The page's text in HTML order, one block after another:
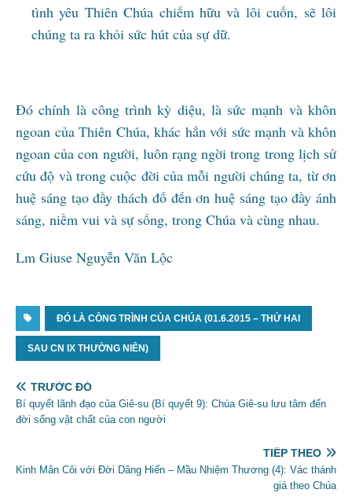
tình yêu Thiên Chúa chiếm hữu và lôi cuốn, sẽ lôi
chúng ta ra khỏi sức hút của sự dữ.
Đó chính là công trình kỳ diệu, là sức mạnh và khôn
ngoan của Thiên Chúa, khác hẳn với sức mạnh và khôn
ngoan của con người, luôn rạng ngời trong trong lịch sử
cứu độ và trong cuộc đời của mỗi người chúng ta, từ ơn
huệ sáng tạo đầy thách đố đến ơn huệ sáng tạo đầy ánh
sáng, niềm vui và sự sống, trong Chúa và cùng nhau.
Lm Giuse Nguyễn Văn Lộc
ĐÓ LÀ CÔNG TRÌNH CỦA CHÚA (01.6.2015 – THỨ HAI
SAU CN IX THƯỜNG NIÊN)
TRƯỚC ĐÓ
Bí quyết lãnh đạo của Giê-su (Bí quyết 9): Chúa Giê-su lưu tâm đến
đời sống vật chất của con người
TIẾP THEO
Kinh Mân Côi với Đời Dâng Hiến – Mầu Nhiệm Thương (4): Vác thánh
giá theo Chúa